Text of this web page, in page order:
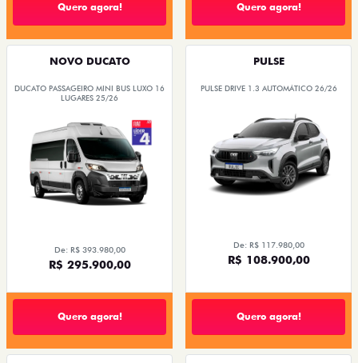
Quero agora! Quero agora!
NOVO DUCATO
DUCATO PASSAGEIRO MINI BUS LUXO 16
LUGARES 25/26
De: R$ 393.980,00
R$ 295.900,00
Quero agora!
PULSE
PULSE DRIVE 1.3 AUTOMÁTICO 26/26
De: R$ 117.980,00
R$ 108.900,00
Quero agora!